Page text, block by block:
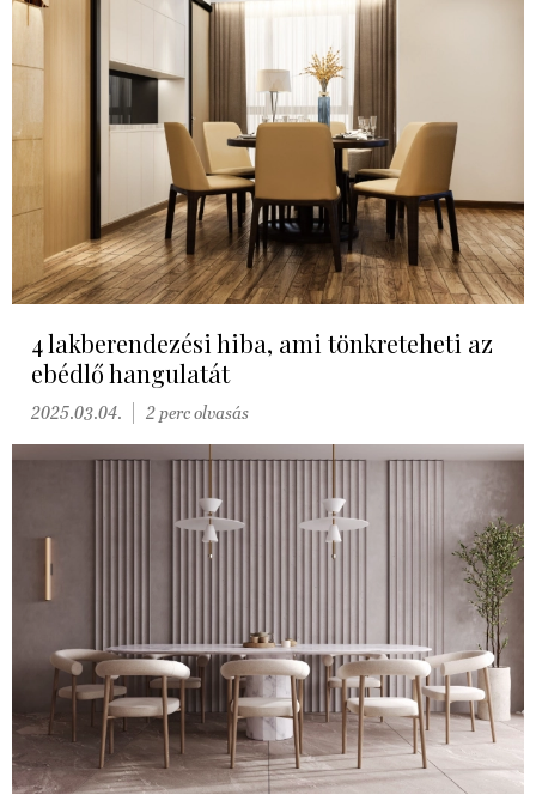
4 lakberendezési hiba, ami tönkreteheti az
ebédlő hangulatát
2025.03.04. 2 perc olvasás